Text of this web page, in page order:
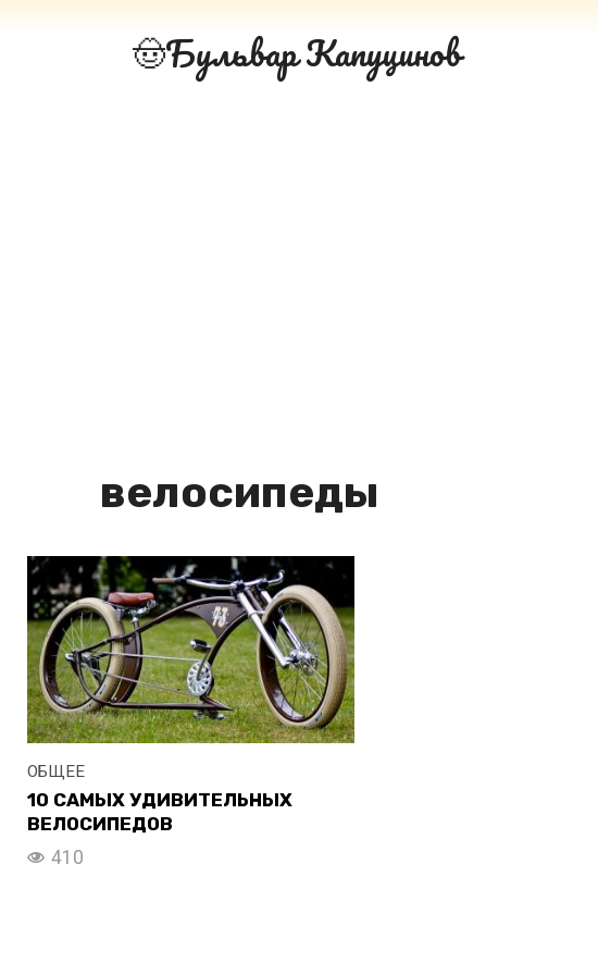
Бульвар Капуцинов
велосипеды
ОБЩЕЕ
10 САМЫХ УДИВИТЕЛЬНЫХ
ВЕЛОСИПЕДОВ
410